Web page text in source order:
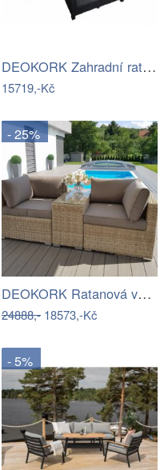
DEOKORK Zahradní ratanová sestava …
15719,-Kč
- 25%
DEOKORK Ratanová variabilní sestava…
24888,- 18573,-Kč
- 5%